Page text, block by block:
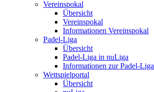
Vereinspokal
Übersicht
Vereinspokal
Informationen Vereinspokal
Padel-Liga
Übersicht
Padel-Liga in nuLiga
Informationen zur Padel-Liga
Wettspielportal
Übersicht